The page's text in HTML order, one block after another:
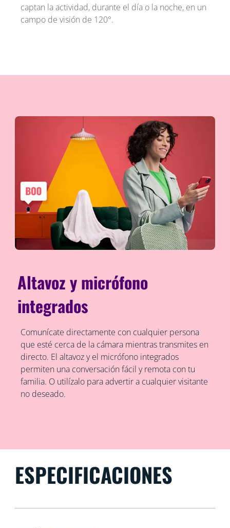
captan la actividad, durante el día o la noche, en un
campo de visión de 120°.
Altavoz y micrófono
integrados
Comunícate directamente con cualquier persona
que esté cerca de la cámara mientras transmites en
directo. El altavoz y el micrófono integrados
permiten una conversación fácil y remota con tu
familia. O utilízalo para advertir a cualquier visitante
no deseado.
ESPECIFICACIONES